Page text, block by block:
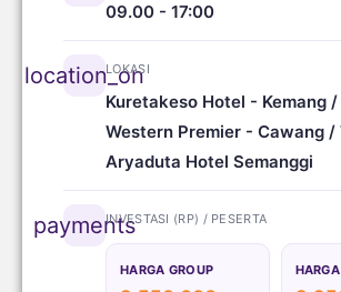
09.00 - 17:00
location_on
LOKASI
Kuretakeso Hotel - Kemang
Western Premier - Cawang /
Aryaduta Hotel Semanggi
paymentsINVESTASI (RP) / PESERTA
HARGA GROUP